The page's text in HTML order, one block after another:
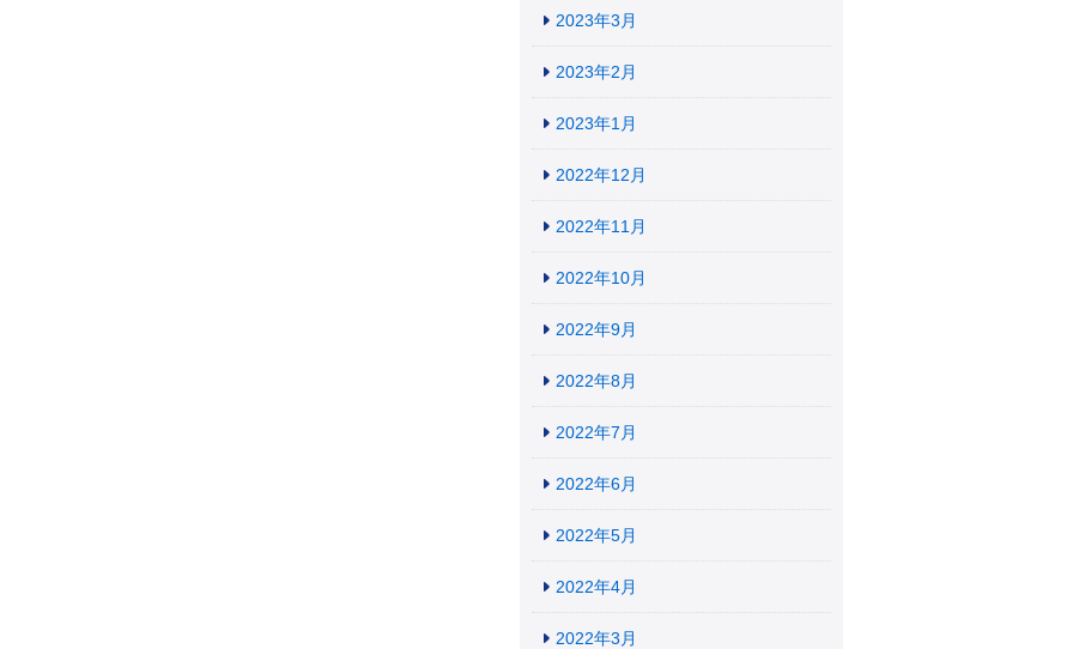
2023年3月
2023年2月
2023年1月
2022年12月
2022年11月
2022年10月
2022年9月
2022年8月
2022年7月
2022年6月
2022年5月
2022年4月
2022年3月